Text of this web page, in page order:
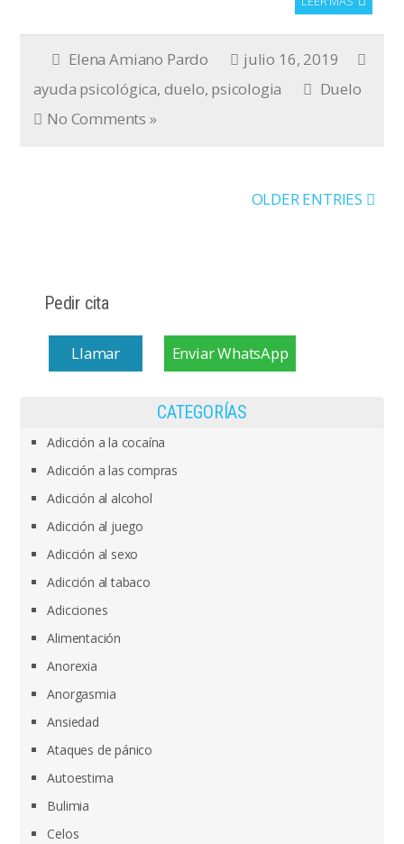
Elena Amiano Pardo
julio 16, 2019
ayuda psicológica, duelo, psicologia
Duelo
No Comments »
OLDER ENTRIES
Pedir cita
Llamar Enviar WhatsApp
CATEGORÍAS
Adicción a la cocaína
Adicción a las compras
Adicción al alcohol
Adicción al juego
Adicción al sexo
Adicción al tabaco
Adicciones
Alimentación
Anorexia
Anorgasmia
Ansiedad
Ataques de pánico
Autoestima
Bulimia
Celos